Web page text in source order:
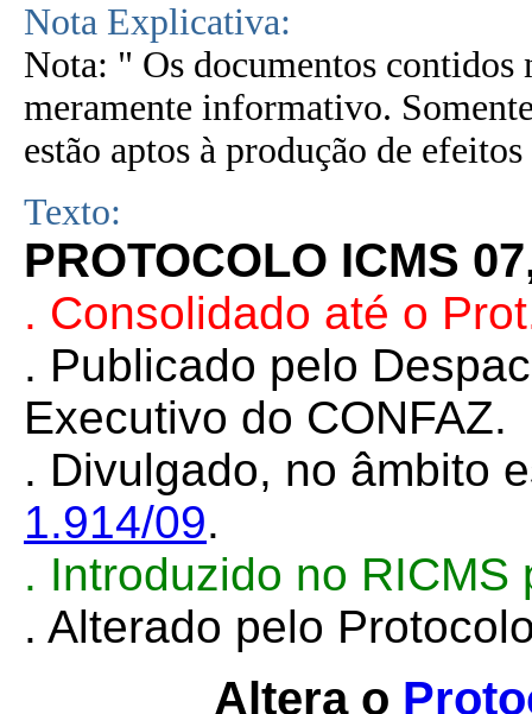
Nota Explicativa:
Nota: " Os documentos contidos
meramente informativo.
estão aptos à produção de
Texto:
PROTOCOLO ICMS
. Consolidado até o
. Publicado pelo
Executivo do CONFAZ.
. Divulgado, no âmbito
1.914/09.
. Introduzido no
. Alterado pelo
Altera o